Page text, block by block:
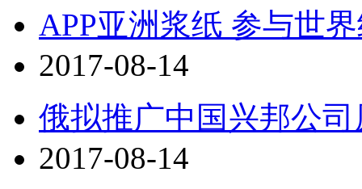
APP亚洲浆纸 参与世
2017-08-14
俄拟推广中国兴邦公
2017-08-14